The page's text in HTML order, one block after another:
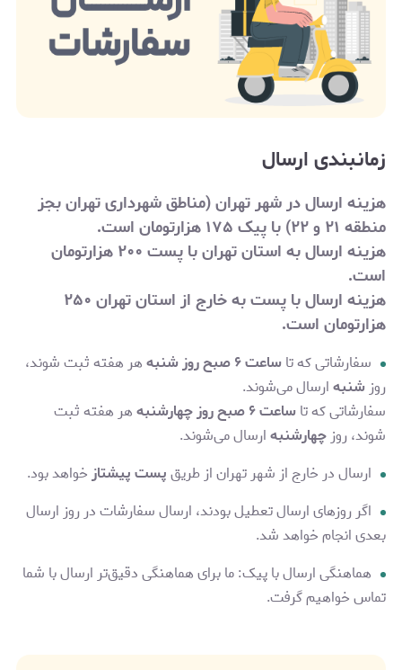
زمانبندی ارسال
هزینه ارسال در شهر تهران (مناطق شهرداری تهران بجز
منطقه ۲۱ و ۲۲) با پیک ۱۷۵ هزارتومان است.
هزینه ارسال به استان تهران با پست ۲۰۰ هزارتومان
است.
هزینه ارسال با پست به خارج از استان تهران ۲۵۰
هزارتوماناست.
سفارشاتی که تاساعت ۶ صبح روز شنبه
هر هفته ثبت شوند،
روز شنبهارسال می‌شوند.
سفارشاتی که تاساعت ۶ صبح روز چهارشنبه
هر هفته ثبت
شوند، روز چهارشنبهارسال می‌شوند.
ارسال در خارج از شهر تهران از طریقپست پیشتازخواهد بود.
اگر روزهای ارسال تعطیل بودند، ارسال سفارشات در روز ارسال
بعدی انجام خواهد شد.
هماهنگی ارسال با پیک: ما برای هماهنگی دقیق‌تر ارسال با شما
تماس خواهیم گرفت.